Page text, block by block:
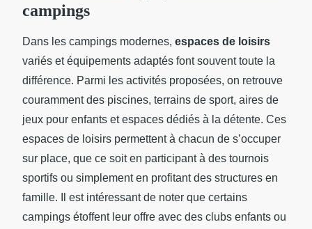
campings
Dans les campings modernes, espaces de loisirs
variés et équipements adaptés font souvent toute la
différence. Parmi les activités proposées, on retrouve
couramment des piscines, terrains de sport, aires de
jeux pour enfants et espaces dédiés à la détente. Ces
espaces de loisirs permettent à chacun de s’occuper
sur place, que ce soit en participant à des tournois
sportifs ou simplement en profitant des structures en
famille. Il est intéressant de noter que certains
campings étoffent leur offre avec des clubs enfants ou